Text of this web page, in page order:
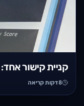
קניית קישור
8דקות קריאה